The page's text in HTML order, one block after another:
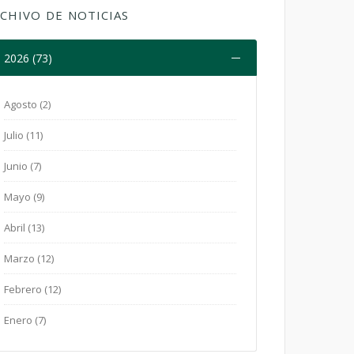
DE NOTICIAS
2026 (73)
Agosto (2)
Julio (11)
Junio (7)
Mayo (9)
Abril (13)
Marzo (12)
Febrero (12)
Enero (7)